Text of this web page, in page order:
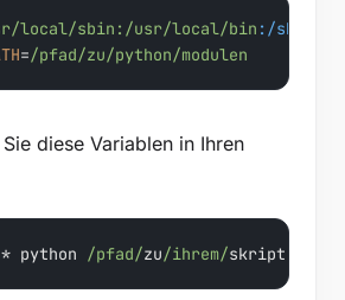
local/sbin:/usr/local/bin :/sbin
=/pfad/zu/python/modulen
diese Variablen in Ihren
python /pfad/zu/ihrem/skript.py